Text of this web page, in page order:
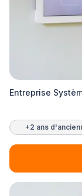
Entreprise
+2 ans